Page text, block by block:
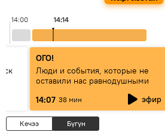
14:00 14:14
ОГО!
Люди и события, которые не
оставили нас равнодушными
14:07 38 мин эфир
Кечээ Бүгүн